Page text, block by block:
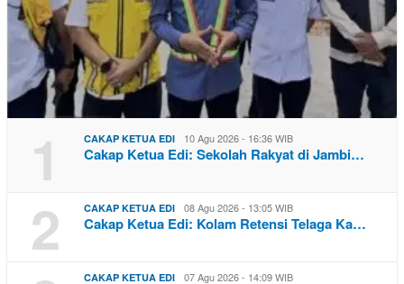
1 CAKAP KETUA EDI 10 Agu 2026 - 16:36 WIB
Cakap Ketua Edi: Sekolah Rakyat di Jambi…
2 CAKAP KETUA EDI 08 Agu 2026 - 13:05 WIB
Cakap Ketua Edi: Kolam Retensi Telaga Ka…
CAKAP KETUA EDI 07 Agu 2026 - 14:09 WIB